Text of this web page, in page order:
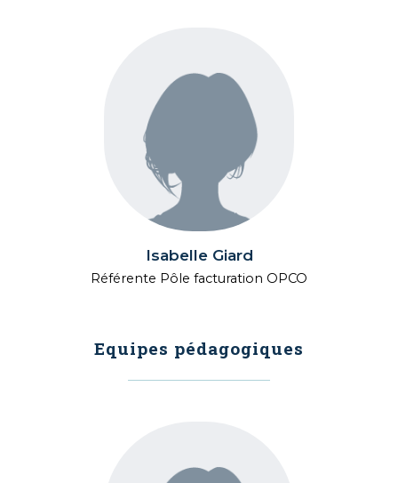
Isabelle Giard
Référente Pôle facturation OPCO
Equipes pédagogiques